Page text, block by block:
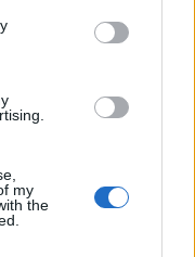
my
the